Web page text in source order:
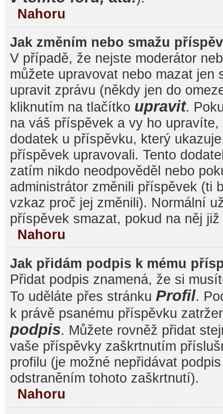
Nahoru
Jak změním nebo smažu
V případě, že nejste moderátor
můžete upravovat nebo mazat jen
upravit zprávu (někdy jen do
kliknutím na tlačítko upravit.
na váš příspěvek a vy ho
dodatek u příspěvku, který
příspěvek upravovali. Tento
zatím nikdo neodpověděl nebo
administrátor změnili příspěvek (ti
vzkaz proč jej změnili). Normální
příspěvek smazat, pokud na něj
Nahoru
Jak přidám podpis k mému
Přidat podpis znamená, že si
To uděláte přes stránku Profil.
k právě psanému příspěvku
podpis. Můžete rovněž přidat
vaše příspěvky zaškrtnutím
profilu (je možné nepřidávat
odstraněním tohoto zaškrtnutí).
Nahoru